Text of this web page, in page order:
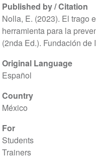
Published by / Citation
Nolla, E. (2023). El trago
herramienta para la
(2nda Ed.). Fundación
Original Language
Español
Country
México
For
Students
Trainers